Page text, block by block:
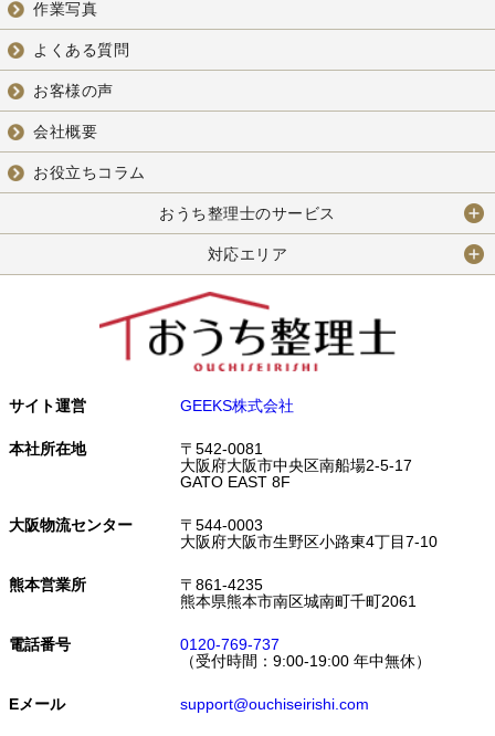
作業写真
よくある質問
お客様の声
会社概要
お役立ちコラム
おうち整理士のサービス
対応エリア
サイト運営 GEEKS株式会社
本社所在地
〒542-0081
大阪府大阪市中央区南船場2-5-17
GATO EAST 8F
大阪物流センター
〒544-0003
大阪府大阪市生野区小路東4丁目7-10
熊本営業所
〒861-4235
熊本県熊本市南区城南町千町2061
電話番号
0120-769-737
（受付時間：9:00-19:00 年中無休）
Eメール support@ouchiseirishi.com